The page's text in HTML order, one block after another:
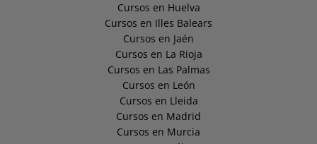
Cursos en Huelva
Cursos en Illes Balears
Cursos en Jaén
Cursos en La Rioja
Cursos en Las Palmas
Cursos en León
Cursos en Lleida
Cursos en Madrid
Cursos en Murcia